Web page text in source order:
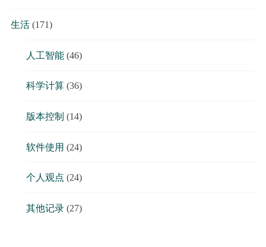
生活(171)
人工智能(46)
科学计算(36)
版本控制 (14)
软件使用 (24)
个人观点 (24)
其他记录(27)